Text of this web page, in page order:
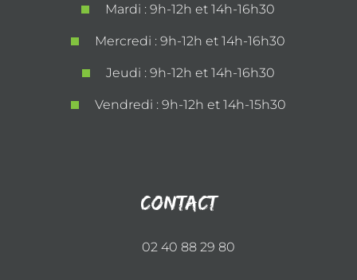
Mardi : 9h-12h et 14h-16h30
Mercredi : 9h-12h et 14h-16h30
Jeudi : 9h-12h et 14h-16h30
Vendredi : 9h-12h et 14h-15h30
Contact
02 40 88 29 80